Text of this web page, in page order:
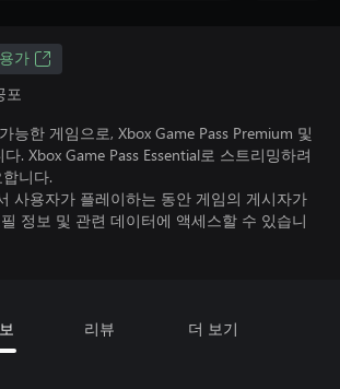
가
포
능한 게임으로, Xbox Game Pass Premium 및
. Xbox Game Pass Essential로 스트리밍하려
니다.
사용자가 플레이하는 동안 게임의 게시자가
정보 및 관련 데이터에 액세스할 수 있습니
리뷰 더 보기